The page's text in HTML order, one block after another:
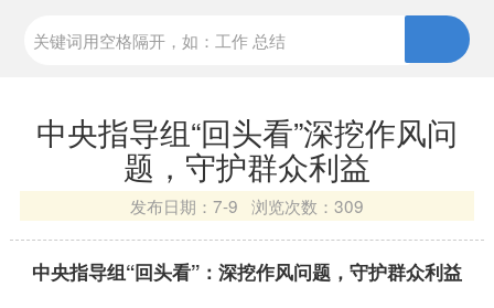
中央指导组“回头看”深挖作风问
题，守护群众利益
发布日期： 7-9 浏览次数： 309
中央指导组“回头看”：深挖作风问题，守护群众利益